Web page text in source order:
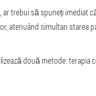
trebui să spuneți imediat
atenuând simultan starea
două metode: terapia